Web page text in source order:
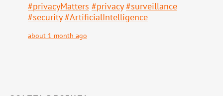
#privacyMatters #privacy #surveillance
#security #ArtificialIntelligence
about 1 month ago